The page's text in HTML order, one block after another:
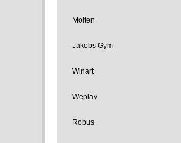
Molten
Jakobs Gym
Winart
Weplay
Robus